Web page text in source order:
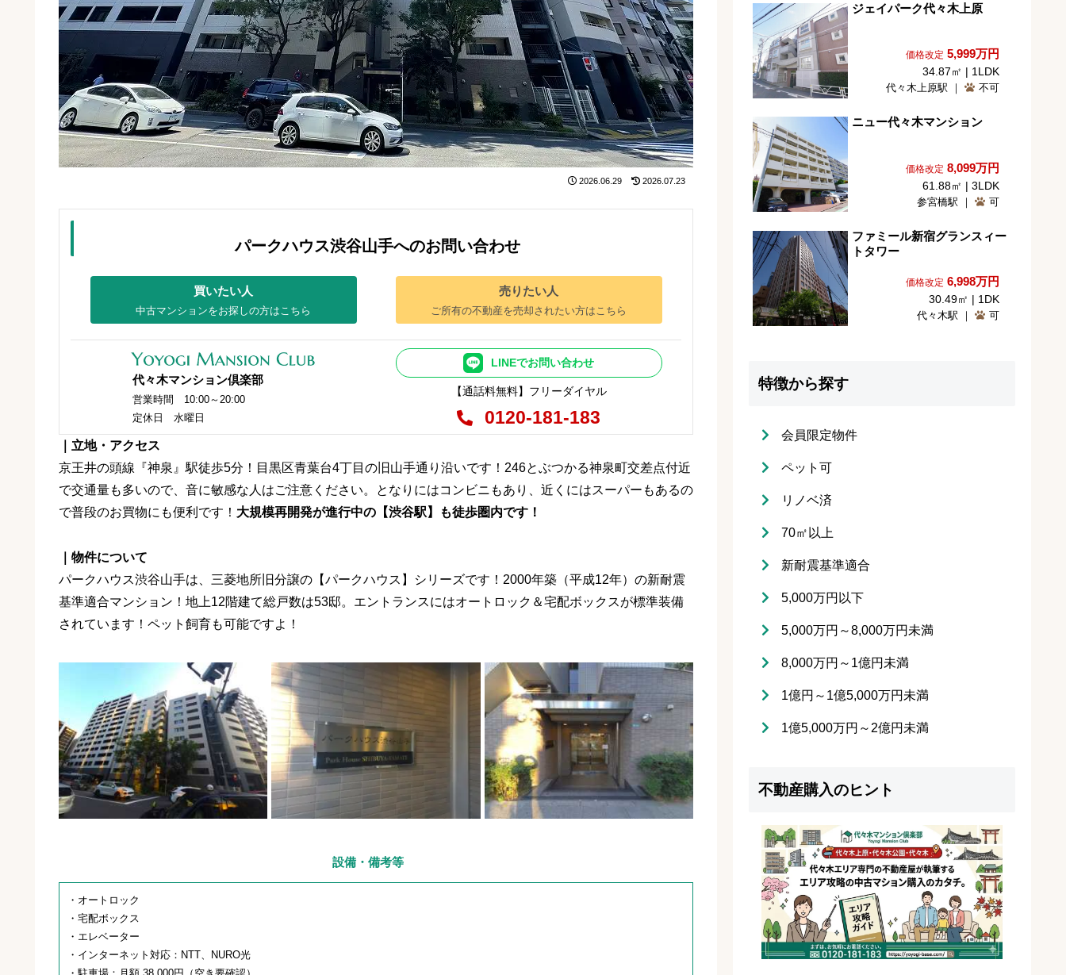
2026.06.29 2026.07.23
パークハウス渋谷山手へのお問い合わせ
買いたい人
中古マンションをお探しの方はこちら
売りたい人
ご所有の不動産を売却されたい方はこちら
代々木マンション倶楽部
営業時間 10:00～20:00
定休日 水曜日
LINEでお問い合わせ
【通話料無料】フリーダイヤル
0120-181-183
｜立地・アクセス
京王井の頭線『神泉』駅徒歩5分！目黒区青葉台4丁目の旧山手通り沿いです！246とぶつかる神泉町交差点付近
で交通量も多いので、音に敏感な人はご注意ください。となりにはコンビニもあり、近くにはスーパーもあるの
で普段のお買物にも便利です！ 大規模再開発が進行中の【渋谷駅】も徒歩圏内です！
｜物件について
パークハウス渋谷山手は、三菱地所旧分譲の【パークハウス】シリーズです！2000年築（平成12年）の新耐震
基準適合マンション！地上12階建て総戸数は53邸。エントランスにはオートロック＆宅配ボックスが標準装備
されています！ペット飼育も可能ですよ！
設備・備考等
・オートロック
・宅配ボックス
・エレベーター
・インターネット対応：NTT、NURO光
ジェイパーク代々木上原
価格改定 5,999万円
34.87㎡ | 1LDK
代々木上原駅 ｜ 不可
ニュー代々木マンション
価格改定 8,099万円
61.88㎡ | 3LDK
参宮橋駅 ｜ 可
ファミール新宿グランスィー
トタワー
価格改定 6,998万円
30.49㎡ | 1DK
代々木駅 ｜ 可
特徴から探す
会員限定物件
ペット可
リノベ済
70㎡以上
新耐震基準適合
5,000万円以下
5,000万円～8,000万円未満
8,000万円～1億円未満
1億円～1億5,000万円未満
1億5,000万円～2億円未満
不動産購入のヒント